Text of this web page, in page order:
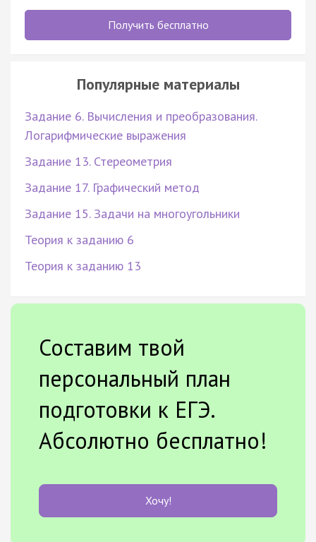
Получить бесплатно
Популярные материалы
Задание 6. Вычисления и преобразования.
Логарифмические выражения
Задание 13. Стереометрия
Задание 17. Графический метод
Задание 15. Задачи на многоугольники
Теория к заданию 6
Теория к заданию 13
Составим твой
персональный план
подготовки к ЕГЭ.
Абсолютно бесплатно!
Хочу!